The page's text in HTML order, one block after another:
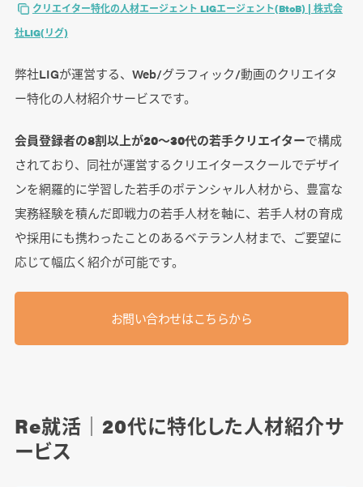
クリエイター特化の人材エージェント LIGエージェント(BtoB) | 株式会
社LIG(リグ)
弊社LIGが運営する、Web/グラフィック/動画のクリエイタ
ー特化の人材紹介サービスです。
会員登録者の8割以上が20～30代の若手クリエイターで構成
されており、同社が運営するクリエイタースクールでデザイ
ンを網羅的に学習した若手のポテンシャル人材から、豊富な
実務経験を積んだ即戦力の若手人材を軸に、若手人材の育成
や採用にも携わったことのあるベテラン人材まで、ご要望に
応じて幅広く紹介が可能です。
お問い合わせはこちらから
Re就活｜20代に特化した人材紹介サ
ービス